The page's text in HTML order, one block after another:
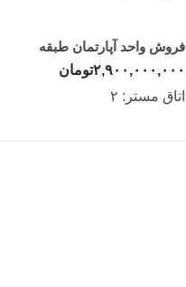
فروش واحد آپارتمان طبقه
چهارم در فریدونکنار
۲,۹۰۰,۰۰۰,۰۰۰تومان
اتاق مستر: ۲